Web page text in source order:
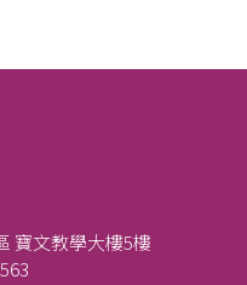
寶文教學大樓5樓